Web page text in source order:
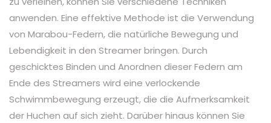
anwenden. Eine effektive Methode ist die Verwendung
von Marabou-Federn, die natürliche Bewegung und
Lebendigkeit in den Streamer bringen. Durch
geschicktes Binden und Anordnen dieser Federn am
Ende des Streamers wird eine verlockende
Schwimmbewegung erzeugt, die die Aufmerksamkeit
der Huchen auf sich zieht. Darüber hinaus können Sie